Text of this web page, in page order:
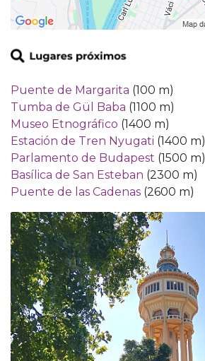
Puente de Margarita (100 m)
Tumba de Gül Baba (1100 m)
Museo Etnográfico (1400 m)
Estación de Tren Nyugati (1400 m)
Parlamento de Budapest (1500 m)
Basílica de San Esteban (2300 m)
Puente de las Cadenas (2600 m)